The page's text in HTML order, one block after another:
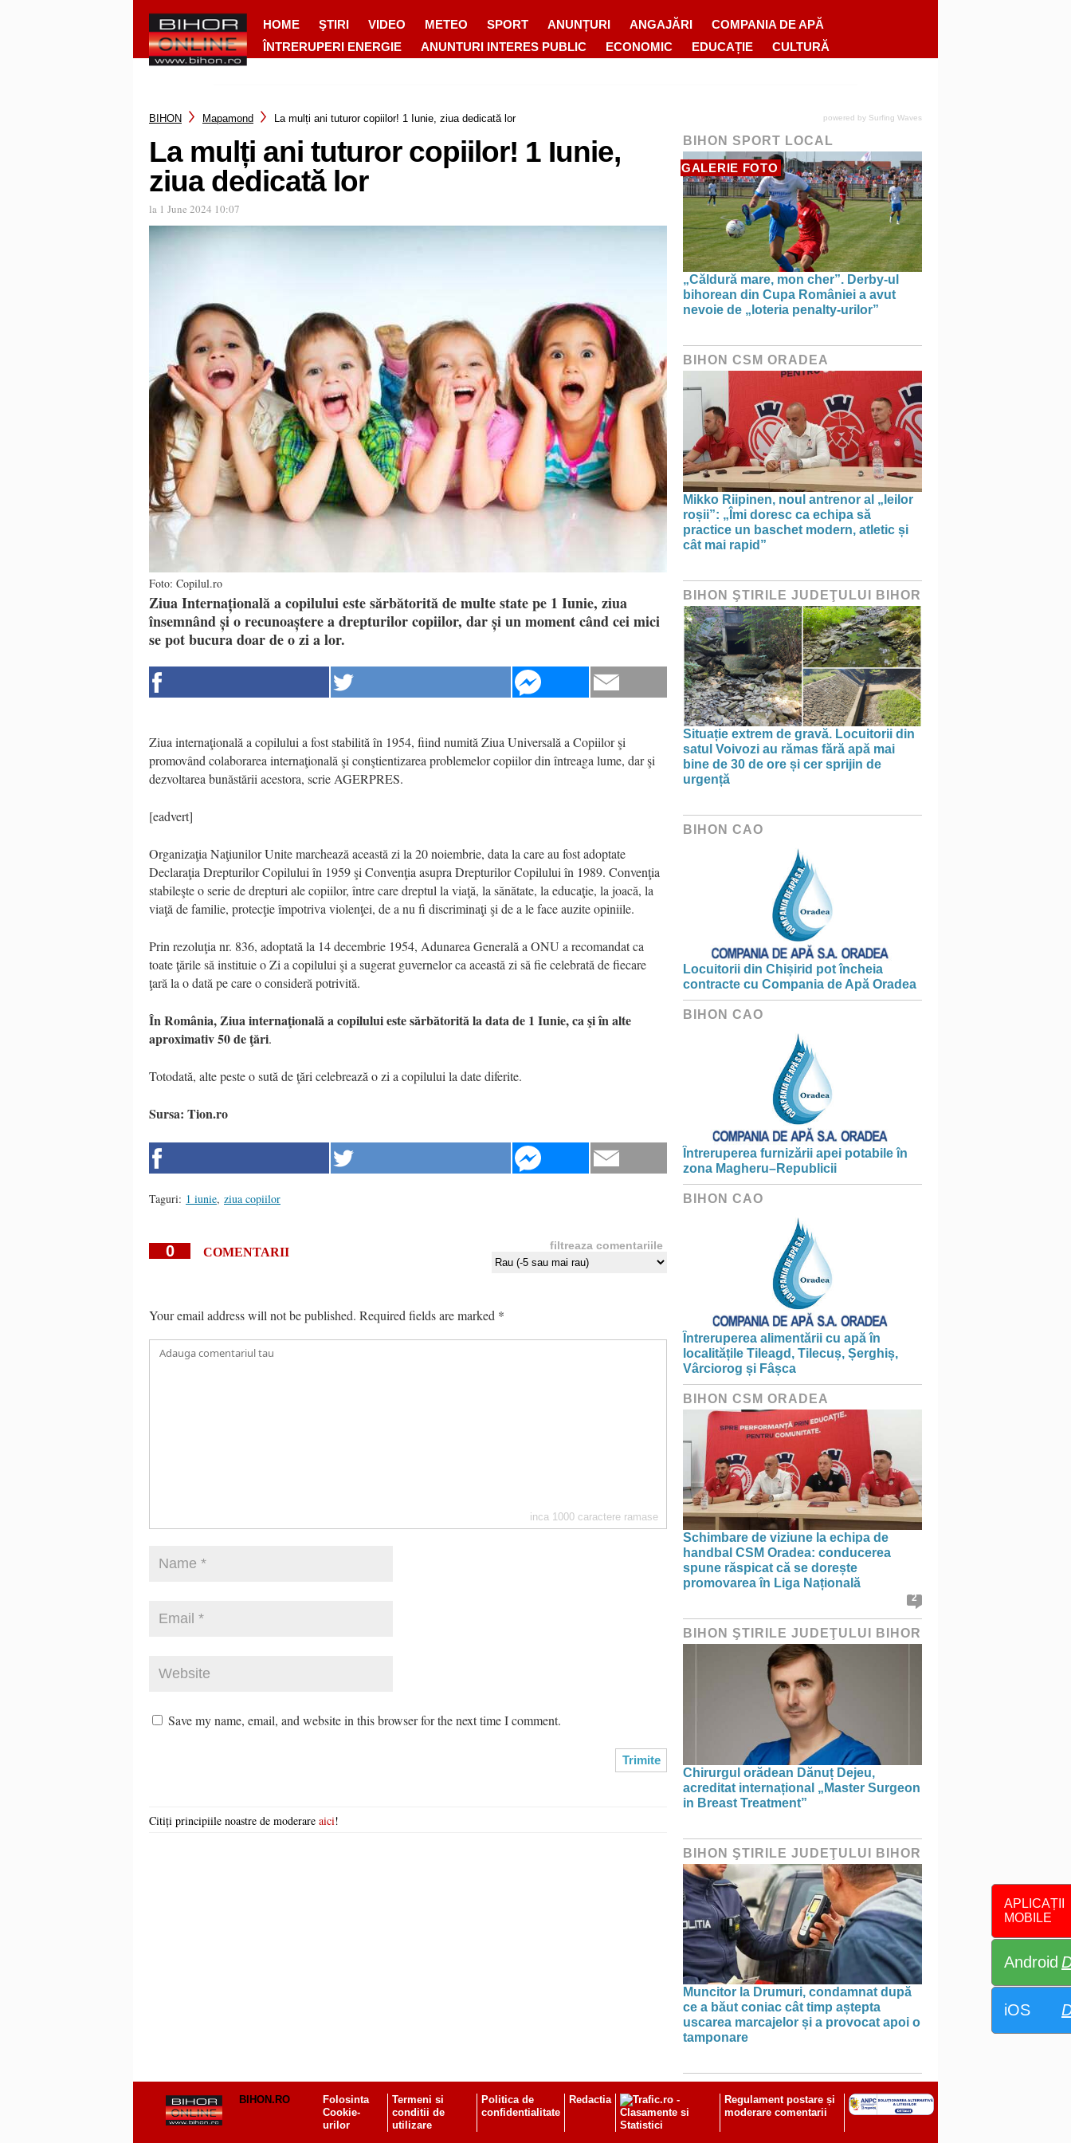
HOME ŞTIRI VIDEO METEO SPORT ANUNȚURI ANGAJĂRI
COMPANIA DE APĂ
ÎNTRERUPERI ENERGIE
ANUNTURI INTERES PUBLIC ECONOMIC EDUCAȚIE CULTURĂ
APLICAȚII
MOBILE
Android
iOS
BIHON Mapamond La mulți ani tuturor copiilor! 1 Iunie, ziua dedicată lor
La mulți ani tuturor copiilor! 1 Iunie,
ziua dedicată lor
la 1 June 2024 10:07
Foto: Copilul.ro
Ziua Internațională a copilului este sărbătorită de multe state pe 1 Iunie, ziua
însemnând și o recunoaștere a drepturilor copiilor, dar și un moment când cei mici
se pot bucura doar de o zi a lor.
Ziua internaţională a copilului a fost stabilită în 1954, fiind numită Ziua Universală a Copiilor şi
promovând colaborarea internaţională şi conştientizarea problemelor copiilor din întreaga lume, dar şi
dezvoltarea bunăstării acestora, scrie AGERPRES.
[eadvert]
Organizaţia Naţiunilor Unite marchează această zi la 20 noiembrie, data la care au fost adoptate
Declaraţia Drepturilor Copilului în 1959 şi Convenţia asupra Drepturilor Copilului în 1989. Convenţia
stabileşte o serie de drepturi ale copiilor, între care dreptul la viaţă, la sănătate, la educaţie, la joacă, la
viaţă de familie, protecţie împotriva violenţei, de a nu fi discriminaţi şi de a le face auzite opiniile.
Prin rezoluţia nr. 836, adoptată la 14 decembrie 1954, Adunarea Generală a ONU a recomandat ca
toate ţările să instituie o Zi a copilului şi a sugerat guvernelor ca această zi să fie celebrată de fiecare
ţară la o dată pe care o consideră potrivită.
În România, Ziua internaţională a copilului este sărbătorită la data de 1 Iunie, ca şi în alte
aproximativ 50 de ţări.
Totodată, alte peste o sută de ţări celebrează o zi a copilului la date diferite.
Sursa: Tion.ro
Taguri: 1 iunie, ziua copiilor
0 COMENTARII filtreaza comentariile
Your email address will not be published. Required fields are marked *
inca 1000 caractere ramase
Save my name, email, and website in this browser for the next time I comment.
Citiți principiile noastre de moderare aici!
powered by Surfing Waves
BIHON SPORT LOCAL
GALERIE FOTO
„Căldură mare, mon cher”. Derby-ul
bihorean din Cupa României a avut
nevoie de „loteria penalty-urilor”
BIHON CSM ORADEA
Mikko Riipinen, noul antrenor al „leilor
roșii”: „Îmi doresc ca echipa să
practice un baschet modern, atletic și
cât mai rapid”
BIHON ŞTIRILE JUDEŢULUI BIHOR
Situație extrem de gravă. Locuitorii din
satul Voivozi au rămas fără apă mai
bine de 30 de ore și cer sprijin de
urgență
BIHON CAO
Locuitorii din Chișirid pot încheia
contracte cu Compania de Apă Oradea
BIHON CAO
Întreruperea furnizării apei potabile în
zona Magheru–Republicii
BIHON CAO
Întreruperea alimentării cu apă în
localitățile Tileagd, Tilecuș, Șerghiș,
Vârciorog și Fâșca
BIHON CSM ORADEA
Schimbare de viziune la echipa de
handbal CSM Oradea: conducerea
spune răspicat că se dorește
promovarea în Liga Națională
2
BIHON ŞTIRILE JUDEŢULUI BIHOR
Chirurgul orădean Dănuț Dejeu,
acreditat internațional „Master Surgeon
in Breast Treatment”
BIHON ŞTIRILE JUDEŢULUI BIHOR
Muncitor la Drumuri, condamnat după
ce a băut coniac cât timp aștepta
uscarea marcajelor și a provocat apoi o
tamponare
BIHON.RO
Folosinta
Cookie-
urilor
Termeni si
conditii de
utilizare
Politica de
confidentialitate
Redactia
Regulament postare și
moderare comentarii